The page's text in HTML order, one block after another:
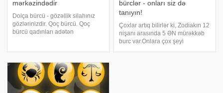
mərkəzindədir
Dolça bürcü - gözəllik silahınız
gözlərinizdir. Qoç bürcü. Qoç
bürcü qadınları adətən
Gözəllik silahınız: Saçlarınızdır.
Gözəlli
bürclər - onları siz də
tanıyın!
Çoxlar artıq bilirlər ki, Zodiakın 12
nişanı arasında 5 ƏN mürəkkəb
burc var.Onlara çox şeyi